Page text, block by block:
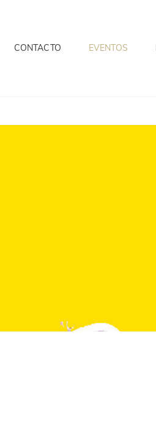
CONTACTO EVENTOS